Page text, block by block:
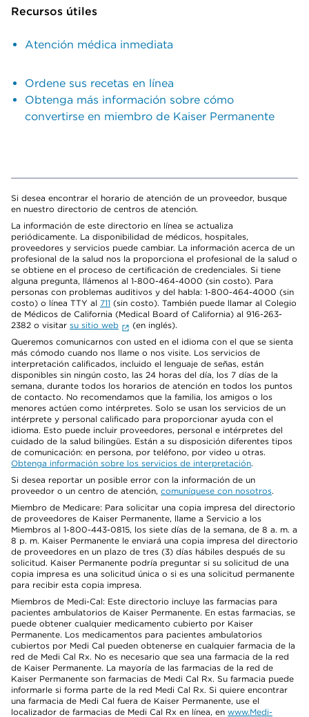
Recursos útiles
Atención médica inmediata
Ordene sus recetas en línea
Obtenga más información sobre cómo
convertirse en miembro de Kaiser Permanente
Si desea encontrar el horario de atención de un proveedor, busque
en nuestro directorio de centros de atención.
La información de este directorio en línea se actualiza
periódicamente. La disponibilidad de médicos, hospitales,
proveedores y servicios puede cambiar. La información acerca de un
profesional de la salud nos la proporciona el profesional de la salud o
se obtiene en el proceso de certificación de credenciales. Si tiene
alguna pregunta, llámenos al 1-800-464-4000 (sin costo). Para
personas con problemas auditivos y del habla: 1-800-464-4000 (sin
costo) o línea TTY al 711 (sin costo). También puede llamar al Colegio
de Médicos de California (Medical Board of California) al 916-263-
2382 o visitar su sitio web
(en inglés).
Queremos comunicarnos con usted en el idioma con el que se sienta
más cómodo cuando nos llame o nos visite. Los servicios de
interpretación calificados, incluido el lenguaje de señas, están
disponibles sin ningún costo, las 24 horas del día, los 7 días de la
semana, durante todos los horarios de atención en todos los puntos
de contacto. No recomendamos que la familia, los amigos o los
menores actúen como intérpretes. Solo se usan los servicios de un
intérprete y personal calificado para proporcionar ayuda con el
idioma. Esto puede incluir proveedores, personal e intérpretes del
cuidado de la salud bilingües. Están a su disposición diferentes tipos
de comunicación: en persona, por teléfono, por video u otras.
Obtenga información sobre los servicios de interpretación.
Si desea reportar un posible error con la información de un
proveedor o un centro de atención, comuníquese con nosotros.
Miembro de Medicare: Para solicitar una copia impresa del directorio
de proveedores de Kaiser Permanente, llame a Servicio a los
Miembros al 1-800-443-0815, los siete días de la semana, de 8 a. m. a
8 p. m. Kaiser Permanente le enviará una copia impresa del directorio
de proveedores en un plazo de tres (3) días hábiles después de su
solicitud. Kaiser Permanente podría preguntar si su solicitud de una
copia impresa es una solicitud única o si es una solicitud permanente
para recibir esta copia impresa.
Miembros de Medi-Cal: Este directorio incluye las farmacias para
pacientes ambulatorios de Kaiser Permanente. En estas farmacias, se
puede obtener cualquier medicamento cubierto por Kaiser
Permanente. Los medicamentos para pacientes ambulatorios
cubiertos por Medi Cal pueden obtenerse en cualquier farmacia de la
red de Medi Cal Rx. No es necesario que sea una farmacia de la red
de Kaiser Permanente. La mayoría de las farmacias de la red de
Kaiser Permanente son farmacias de Medi Cal Rx. Su farmacia puede
informarle si forma parte de la red Medi Cal Rx. Si quiere encontrar
una farmacia de Medi Cal fuera de Kaiser Permanente, use el
localizador de farmacias de Medi Cal Rx en línea, en www.Medi-